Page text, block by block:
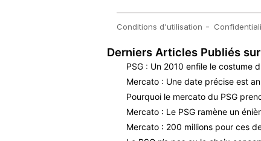
Derniers Articles Publiés
PSG : Un 2010 enfile le costume
Mercato : Une date précise est
Pourquoi le mercato du PSG
Mercato : Le PSG ramène un
Mercato : 200 millions pour ces